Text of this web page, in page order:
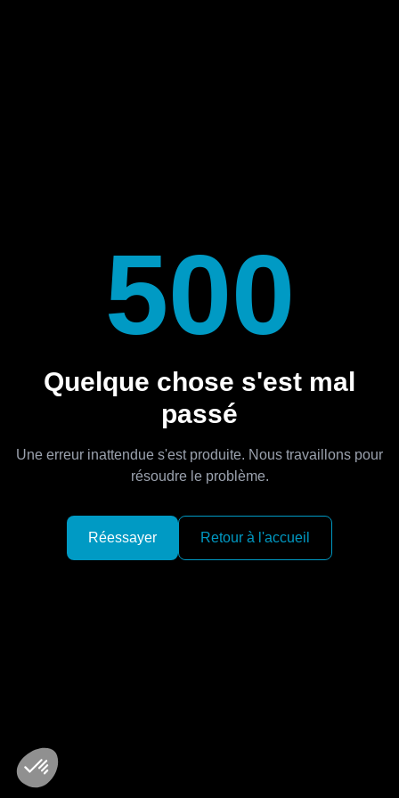
500
Quelque chose s'est mal
passé
Une erreur inattendue s'est produite. Nous travaillons pour
résoudre le problème.
Réessayer Retour à l'accueil